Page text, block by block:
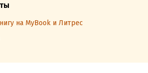
на MyBook и Литрес